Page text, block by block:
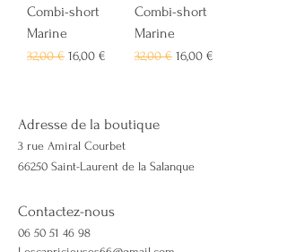
Combi-short
Marine
Prix original
32,00 € Prix promotionnel
16,00 €
Combi-short
Marine
Prix original
32,00 € Prix promotionnel
16,00 €
Adresse de la boutique
3 rue Amiral Courbet
66250 Saint-Laurent de la Salanque
Contactez-nous
06 50 51 46 98